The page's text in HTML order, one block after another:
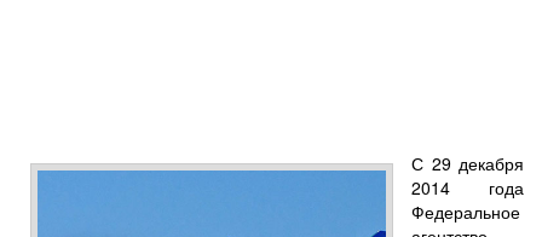
С 29 декабря
2014 года
Федеральное